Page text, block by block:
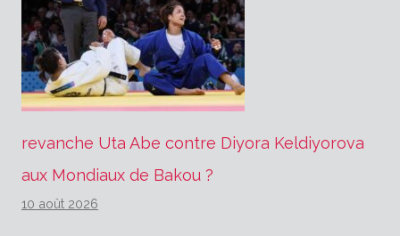
revanche Uta Abe contre Diyora Keldiyorova
aux Mondiaux de Bakou ?
10 août 2026